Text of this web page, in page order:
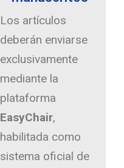
Los artículos
deberán enviarse
exclusivamente
mediante la
plataforma
EasyChair,
habilitada como
sistema oficial de